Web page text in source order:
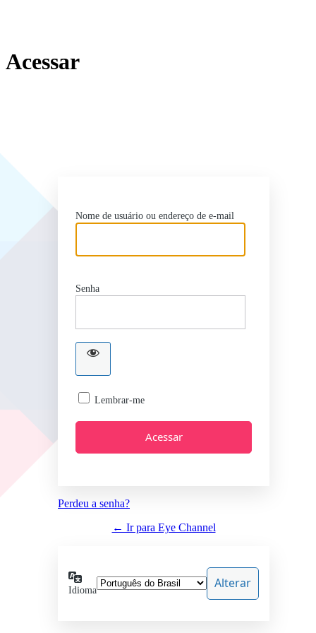
Acessar
Nome de usuário ou endereço de e-mail
Senha
Lembrar-me
Perdeu a senha?
← Ir para Eye Channel
Idioma